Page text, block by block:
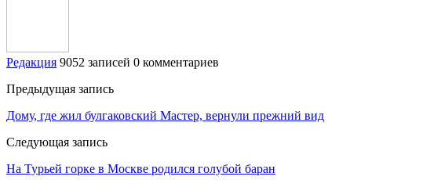
Редакция 9052 записей 0 комментариев
Предыдущая запись
Дому, где жил булгаковский Мастер, вернули прежний вид
Следующая запись
На Турьей горке в Москве родился голубой баран